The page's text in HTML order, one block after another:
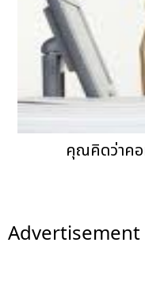
คุณคิดว่าคอ
Advertisement